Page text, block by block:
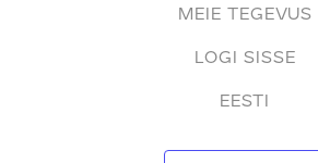
MEIE TEGEVUS
LOGI SISSE
EESTI